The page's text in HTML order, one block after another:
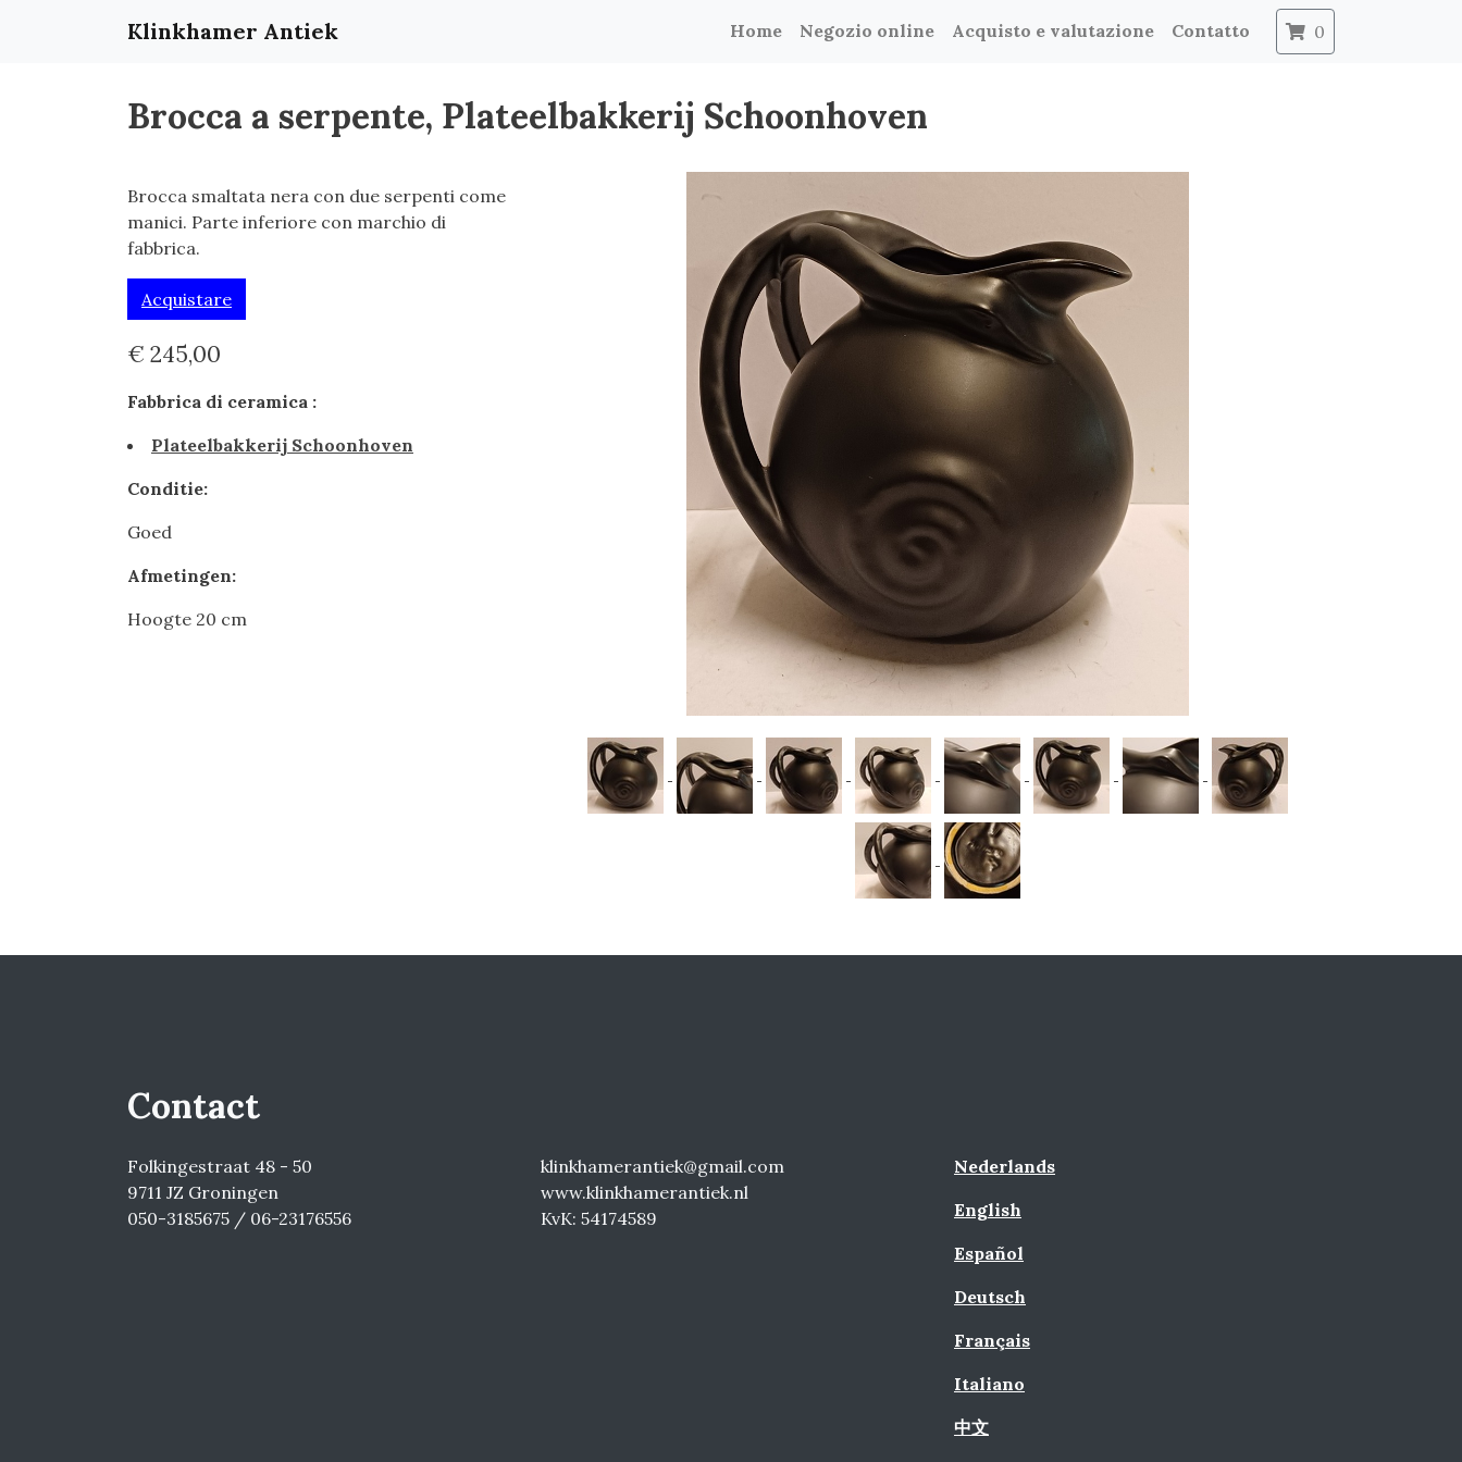
Klinkhamer Antiek Home Negozio online Acquisto e valutazione Contatto 0
Brocca a serpente, Plateelbakkerij Schoonhoven
Brocca smaltata nera con due serpenti come
manici. Parte inferiore con marchio di
fabbrica.
Acquistare
€ 245,00
Fabbrica di ceramica :
Plateelbakkerij Schoonhoven
Conditie:
Goed
Afmetingen:
Hoogte 20 cm
Contact
Folkingestraat 48 - 50
9711 JZ Groningen
050-3185675 / 06-23176556
klinkhamerantiek@gmail.com
www.klinkhamerantiek.nl
KvK: 54174589
Nederlands
English
Español
Deutsch
Français
Italiano
中文